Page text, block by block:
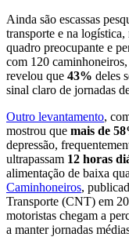
Ainda são escassas
transporte e na logística,
quadro preocupante e
com 120
revelou que 43% deles
sinal claro de jornadas
Outro levantamento,
mostrou que mais de
depressão,
ultrapassam 12 horas
alimentação de baixa
Caminhoneiros,
Transporte (CNT) em
motoristas chegam a
a manter jornadas